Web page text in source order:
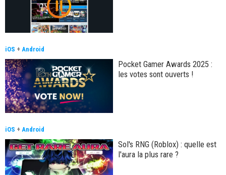
iOS + Android
Pocket Gamer Awards 2025 :
les votes sont ouverts !
iOS + Android
Sol's RNG (Roblox) : quelle est
l'aura la plus rare ?